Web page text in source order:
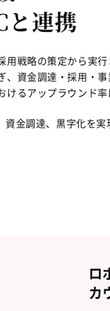
と連携
用戦略の策定から実
、資金調達・採用・
けるアップラウンド
金調達、黒字化を実
ロ
カ